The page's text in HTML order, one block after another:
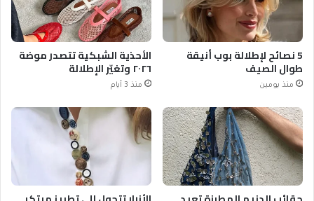
5 نصائح لإطلالة بوب أنيقة
طوال الصيف
منذ يومين
الأحذية الشبكية تتصدر موضة
٢٠٢٦ وتغيّر الإطلالة
منذ 3 أيام